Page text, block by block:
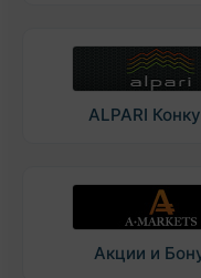
ALPARI
Акции и